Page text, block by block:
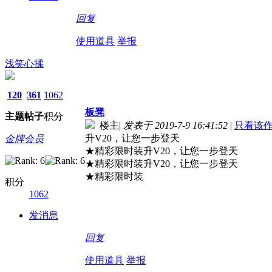
回复
使用道具 举报
浅笑心揉
120
主题
361
帖子
1062
积分
金牌会员
积分
1062
发消息
板凳
楼主| 发表于 2019-7-9 16:41:52 | 只看该
升V20，让您一步登天
★精彩限时装升V20，让您一步登天
★精彩限时装升V20，让您一步登天
★精彩限时装
回复
使用道具 举报